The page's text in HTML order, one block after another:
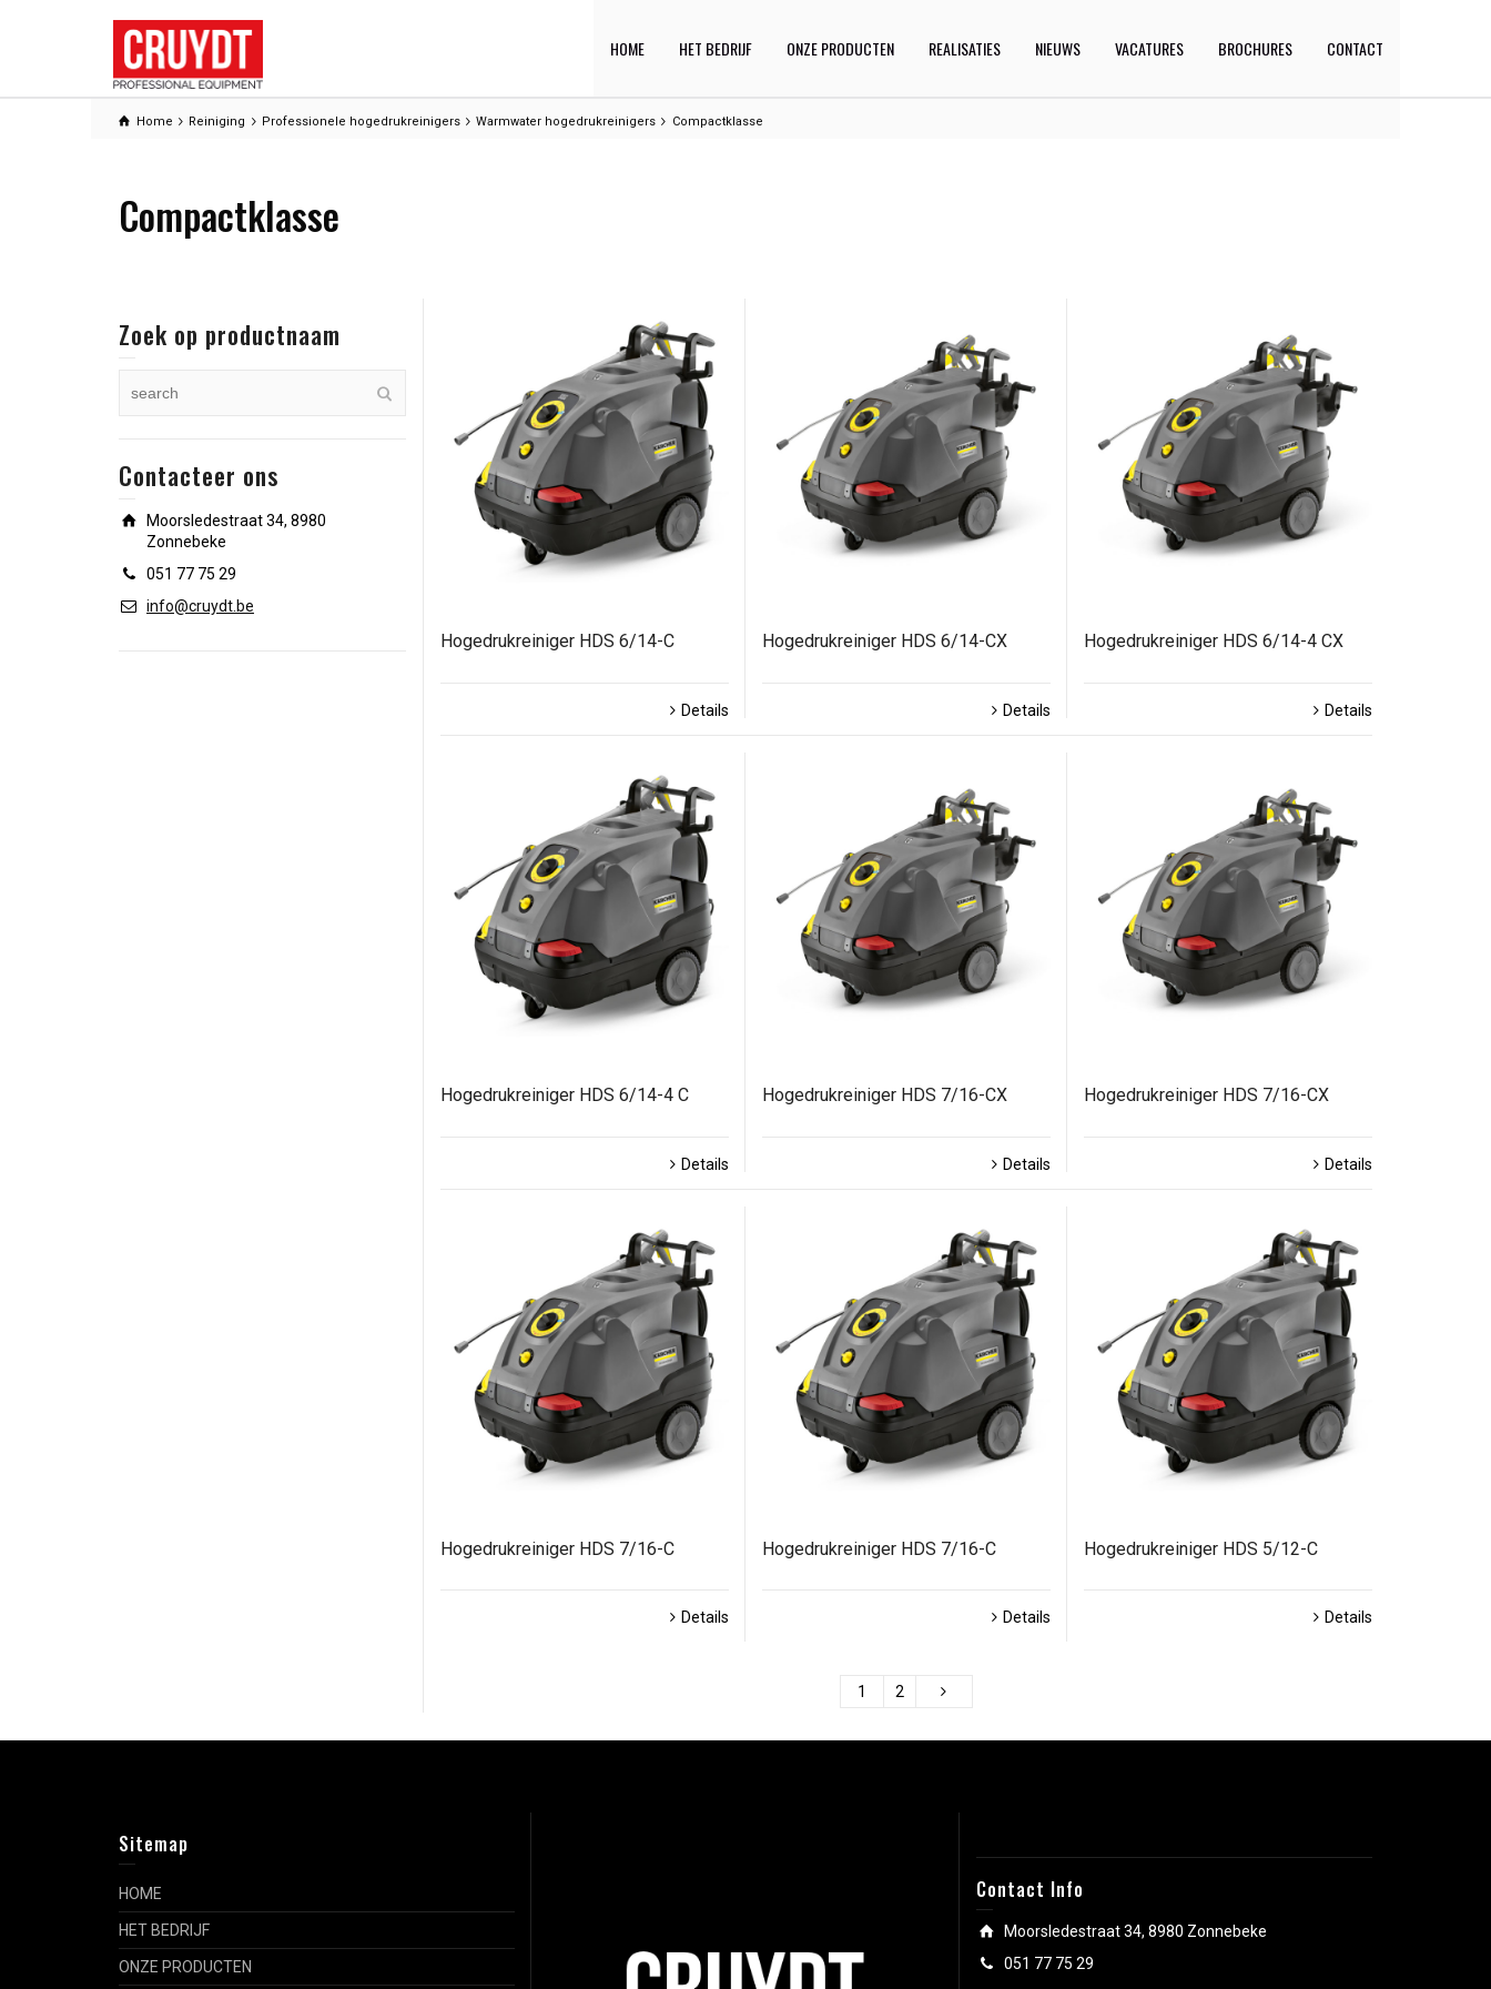
HOME HET BEDRIJF ONZE PRODUCTEN REALISATIES NIEUWS VACATURES BROCHURES CONTACT
Home Reiniging Professionele hogedrukreinigers Warmwater hogedrukreinigers Compactklasse
Compactklasse
Hogedrukreiniger HDS 6/14-C
Details
Hogedrukreiniger HDS 6/14-CX
Details
Hogedrukreiniger HDS 6/14-4 CX
Details
Hogedrukreiniger HDS 6/14-4 C
Details
Hogedrukreiniger HDS 7/16-CX
Details
Hogedrukreiniger HDS 7/16-CX
Details
Hogedrukreiniger HDS 7/16-C
Details
Hogedrukreiniger HDS 7/16-C
Details
Hogedrukreiniger HDS 5/12-C
Details
1 2
Zoek op productnaam
Contacteer ons
Moorsledestraat 34, 8980
Zonnebeke
051 77 75 29
info@cruydt.be
Sitemap
HOME
HET BEDRIJF
ONZE PRODUCTEN
Contact Info
Moorsledestraat 34, 8980 Zonnebeke
051 77 75 29